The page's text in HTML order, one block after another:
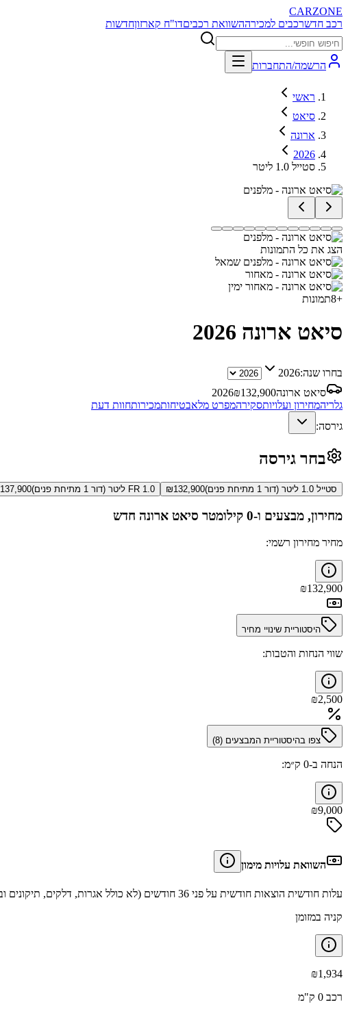
CARZONE
רכב חדשרכבים למכירההשוואת רכביםדו"ח קארזוןחדשות
הרשמה/התחברות
ראשי
סיאט
ארונה
2026
סטייל 1.0 ליטר
הצג את כל התמונות
+
8תמונות
סיאט ארונה 2026
בחרו שנה:2026
סיאט ארונה
2026₪132,900
גלריהמחירון ועלויותסקירהמפרט מלאבטיחותמכירותחוות דעת
גירסה:
בחר גירסה
סטייל 1.0 ליטר (דור 1 מתיחת פנים) ₪132,900 FR 1.0 ליטר (דור 1 מתיחת פנים) 137,900
מחירון, מבצעים ו-0 קילומטר סיאט ארונה חדש
מחיר מחירון רשמי:
₪132,900
היסטוריית שינויי מחיר
שווי הנחות והטבות:
₪2,500
צפו בהיסטוריית המבצעים (8
)
הנחה ב-0 ק״מ:
₪9,000
השוואת עלויות מימון
עלות חודשית הוצאות חודשית על פני 36 חודשים (לא כולל אגרות, דלקים, תיקונים וביטוחים).
קניה במזומן
₪1,934
רכב 0 ק"מ